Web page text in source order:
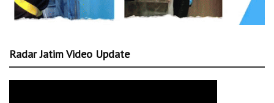
Radar Jatim Video Update